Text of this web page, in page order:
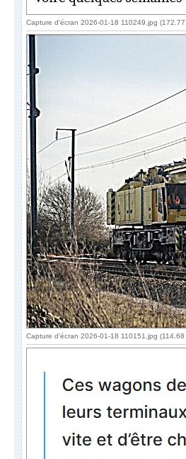
Capture d'écran 2026-01-18 110249.jpg
Capture d'écran 2026-01-18 110151.jpg